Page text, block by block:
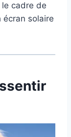
cadre de
écran solaire